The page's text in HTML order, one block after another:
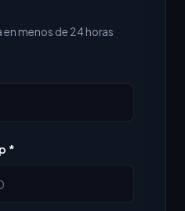
menos de 24 horas
*